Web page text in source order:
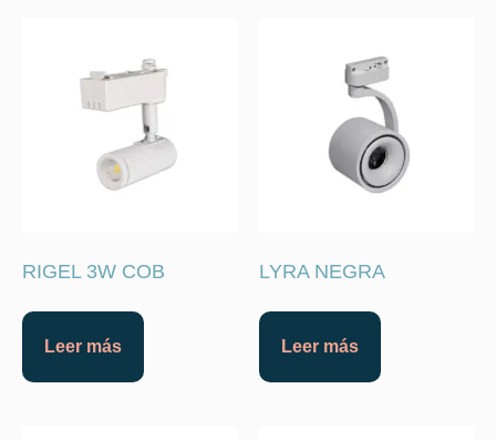
RIGEL 3W COB
Leer más
LYRA NEGRA
Leer más